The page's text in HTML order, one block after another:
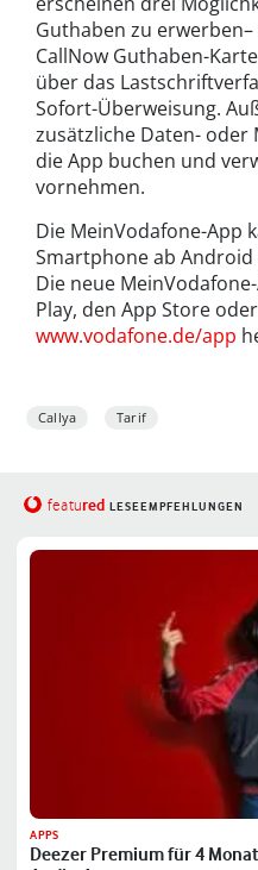
Guthaben zu
CallNow Guthaben-
über das
Sofort-Überweisung.
zusätzliche Daten-
die App buchen und
vornehmen.
Die MeinVodafone-App
Smartphone ab Android
Die neue
Play, den App Store
www.vodafone.de/app
Callya Tarif
featured LESEEMPFEHLUNGEN
APPS
Deezer Premium für 4